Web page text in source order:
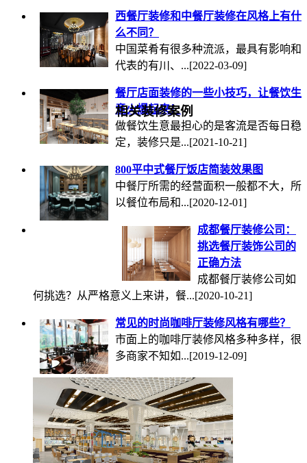
西餐厅装修和中餐厅装修在风格上有什
么不同？
中国菜肴有很多种流派，最具有影响和
代表的有川、...[2022-03-09]
餐厅店面装修的一些小技巧，让餐饮生
意火爆起来！
做餐饮生意最担心的是客流是否每日稳
定，装修只是...[2021-10-21]
800平中式餐厅饭店简装效果图
中餐厅所需的经营面积一般都不大，所
以餐位布局和...[2020-12-01]
成都餐厅装修公司：
挑选餐厅装饰公司的
正确方法
成都餐厅装修公司如
何挑选？从严格意义上来讲，餐...[2020-10-21]
常见的时尚咖啡厅装修风格有哪些？
市面上的咖啡厅装修风格多种多样，很
多商家不知如...[2019-12-09]
相关装修案例